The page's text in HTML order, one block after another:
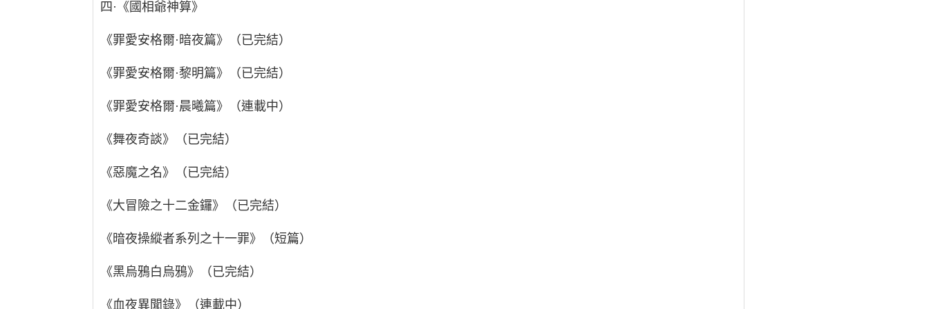
四·《國相爺神算》
《罪愛安格爾·暗夜篇》（已完結）
《罪愛安格爾·黎明篇》（已完結）
《罪愛安格爾·晨曦篇》（連載中）
《舞夜奇談》（已完結）
《惡魔之名》（已完結）
《大冒險之十二金鑼》（已完結）
《暗夜操縱者系列之十一罪》（短篇）
《黑烏鴉白烏鴉》（已完結）
《血夜異聞錄》（連載中）